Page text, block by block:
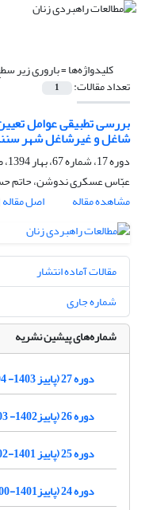
کلیدواژه‌ها =باروری زیر
تعداد مقالات: 1
بررسی تطبیقی عوامل
شاغل و غیرشاغل شهر
دوره 17، شماره 67، بهار 1394، صفحه
عبّاس عسکری ندوشن، حاتم
مشاهده مقاله
اصل مقاله
مقالات آماده انتشار
شماره جاری
شماره‌های پیشین نشریه
دوره 27 (پاییز 1403- 1404)
دوره 26 (پاییز1402- 1403)
دوره 25 (پاییز 1401-1402)
دوره 24 (پاییز1401-1400)